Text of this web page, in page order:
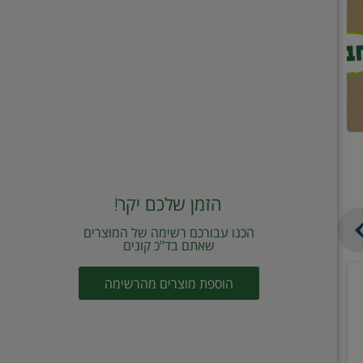
הזמן שלכם יקר!
הכנו עבורכם רשימה של המוצרים
שאתם בד"כ קונים
הוספת מוצרים מהרשימה